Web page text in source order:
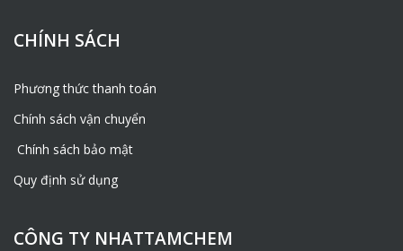
CHÍNH SÁCH
Phương thức thanh toán
Chính sách vận chuyển
Chính sách bảo mật
Quy định sử dụng
CÔNG TY NHATTAMCHEM